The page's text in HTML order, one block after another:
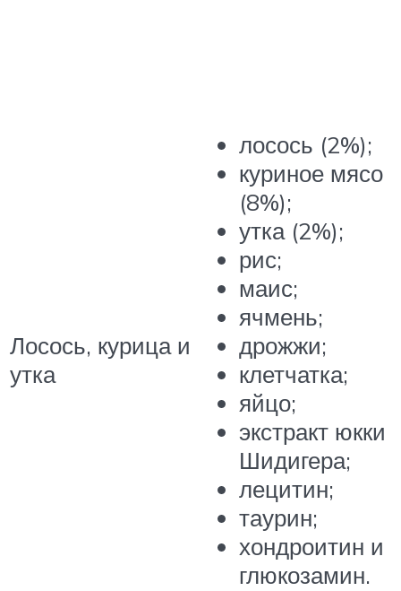
Лосось, курица и
утка
лосось (2%);
куриное мясо
(8%);
утка (2%);
рис;
маис;
ячмень;
дрожжи;
клетчатка;
яйцо;
экстракт юкки
Шидигера;
лецитин;
таурин;
хондроитин и
глюкозамин.